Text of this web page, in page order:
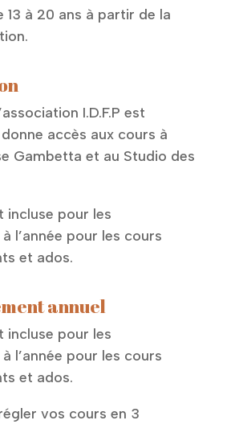
13 à 20 ans à partir de la
I.D.F.P est
accès aux cours à
Gambetta et au Studio des
incluse pour les
l’année pour les cours
et ados.
annuel
incluse pour les
l’année pour les cours
et ados.
vos cours en 3